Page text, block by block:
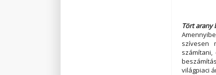
Tört arany
szívesen
világpiaci